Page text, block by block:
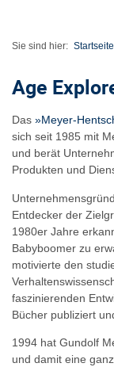
Sie sind hier: Startseite
Age
Das »Meyer-
sich seit 1985 mit
und berät
Produkten und
Entdecker der
1980er Jahre
Babyboomer zu
motivierte den
faszinierenden
Bücher publiziert
1994 hat Gundolf
und damit eine